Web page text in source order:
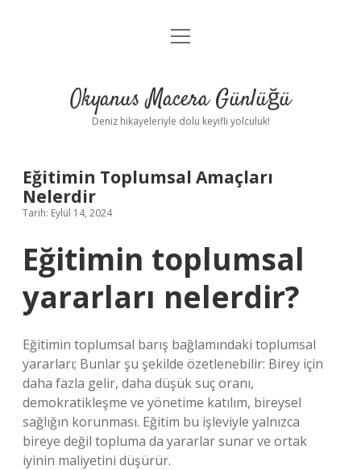
Anasayfa
Yasal Uyarı
menüyü
Okyanus Macera Günlüğü
Deniz hikayeleriyle dolu keyifli yolculuk!
Eğitimin Toplumsal Amaçları
Nelerdir
Tarih: Eylül 14, 2024
Eğitimin toplumsal
yararları nelerdir?
Eğitimin toplumsal barış bağlamındaki toplumsal
yararları; Bunlar şu şekilde özetlenebilir: Birey için
daha fazla gelir, daha düşük suç oranı,
demokratikleşme ve yönetime katılım, bireysel
sağlığın korunması. Eğitim bu işleviyle yalnızca
bireye değil topluma da yararlar sunar ve ortak
iyinin maliyetini düşürür.